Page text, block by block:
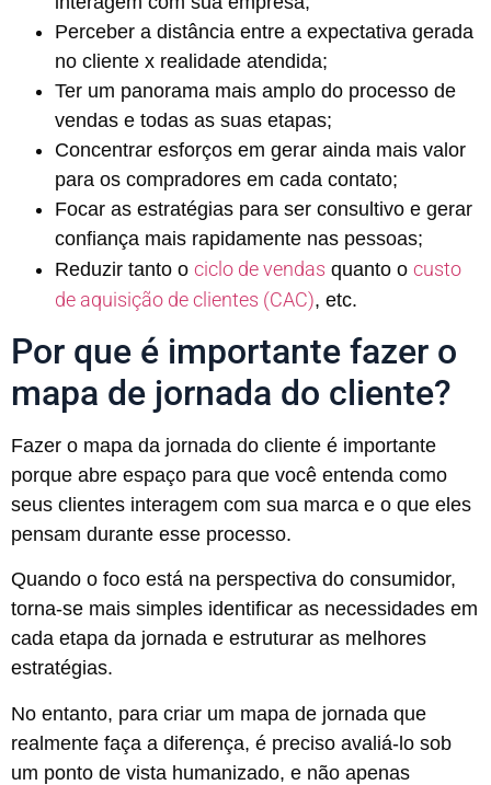
Perceber a distância entre a expectativa gerada
no cliente x realidade atendida;
Ter um panorama mais amplo do processo de
vendas e todas as suas etapas;
Concentrar esforços em gerar ainda mais valor
para os compradores em cada contato;
Focar as estratégias para ser consultivo e gerar
confiança mais rapidamente nas pessoas;
Reduzir tanto o ciclo de vendas quanto o custo
de aquisição de clientes (CAC), etc.
Por que é importante fazer o
mapa de jornada do cliente?
Fazer o mapa da jornada do cliente é importante
porque abre espaço para que você entenda como
seus clientes interagem com sua marca e o que eles
pensam durante esse processo.
Quando o foco está na perspectiva do consumidor,
torna-se mais simples identificar as necessidades em
cada etapa da jornada e estruturar as melhores
estratégias.
No entanto, para criar um mapa de jornada que
realmente faça a diferença, é preciso avaliá-lo sob
um ponto de vista humanizado, e não apenas